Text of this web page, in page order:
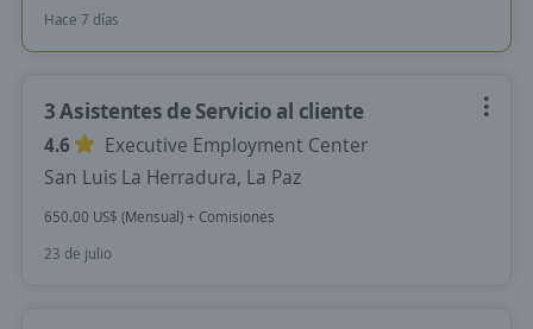
Hace 7 días
3 Asistentes de Servicio al cliente
4.6
Executive Employment Center
San Luis La Herradura, La Paz
650.00 US$ (Mensual) + Comisiones
23 de julio